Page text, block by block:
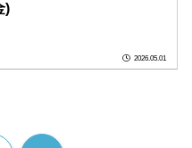
)
2026.05.01